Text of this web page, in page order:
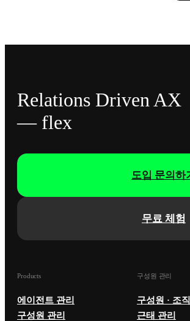
Relations Driven AX
— flex
무료 체험
도입 문의하
Products
에이전트 관리
구성원 관리
구성원 관리
구성원 · 조
근태 관리